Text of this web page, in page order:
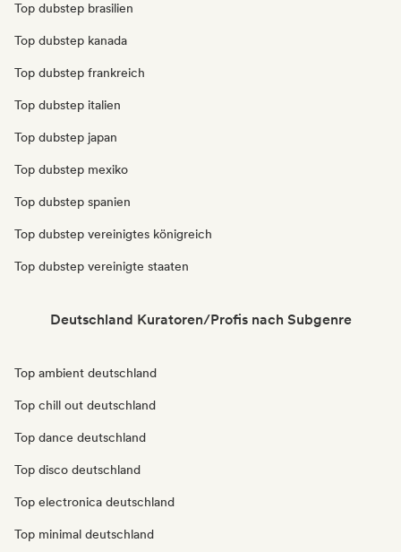
Top dubstep brasilien
Top dubstep kanada
Top dubstep frankreich
Top dubstep italien
Top dubstep japan
Top dubstep mexiko
Top dubstep spanien
Top dubstep vereinigtes königreich
Top dubstep vereinigte staaten
Deutschland Kuratoren/Profis nach Subgenre
Top ambient deutschland
Top chill out deutschland
Top dance deutschland
Top disco deutschland
Top electronica deutschland
Top minimal deutschland